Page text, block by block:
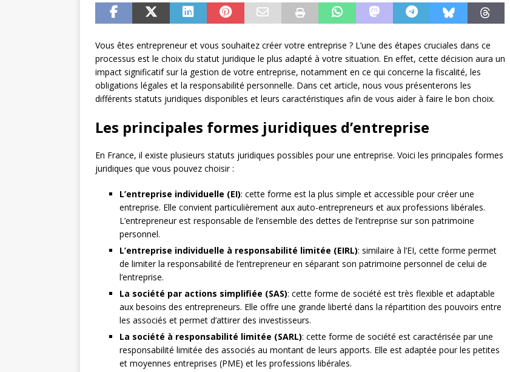
Vous êtes entrepreneur et vous souhaitez créer votre entreprise ? L’une des étapes cruciales dans ce
processus est le choix du statut juridique le plus adapté à votre situation. En effet, cette décision aura un
impact significatif sur la gestion de votre entreprise, notamment en ce qui concerne la fiscalité, les
obligations légales et la responsabilité personnelle. Dans cet article, nous vous présenterons les
différents statuts juridiques disponibles et leurs caractéristiques afin de vous aider à faire le bon choix.
Les principales formes juridiques d’entreprise
En France, il existe plusieurs statuts juridiques possibles pour une entreprise. Voici les principales formes
juridiques que vous pouvez choisir :
L’entreprise individuelle (EI): cette forme est la plus simple et accessible pour créer une
entreprise. Elle convient particulièrement aux auto-entrepreneurs et aux professions libérales.
L’entrepreneur est responsable de l’ensemble des dettes de l’entreprise sur son patrimoine
personnel.
L’entreprise individuelle à responsabilité limitée (EIRL): similaire à l’EI, cette forme permet
de limiter la responsabilité de l’entrepreneur en séparant son patrimoine personnel de celui de
l’entreprise.
La société par actions simplifiée (SAS): cette forme de société est très flexible et adaptable
aux besoins des entrepreneurs. Elle offre une grande liberté dans la répartition des pouvoirs entre
les associés et permet d’attirer des investisseurs.
La société à responsabilité limitée (SARL): cette forme de société est caractérisée par une
responsabilité limitée des associés au montant de leurs apports. Elle est adaptée pour les petites
et moyennes entreprises (PME) et les professions libérales.